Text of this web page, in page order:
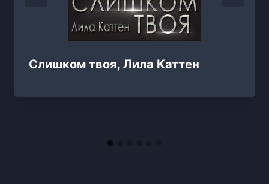
Слишком твоя, Лила Каттен